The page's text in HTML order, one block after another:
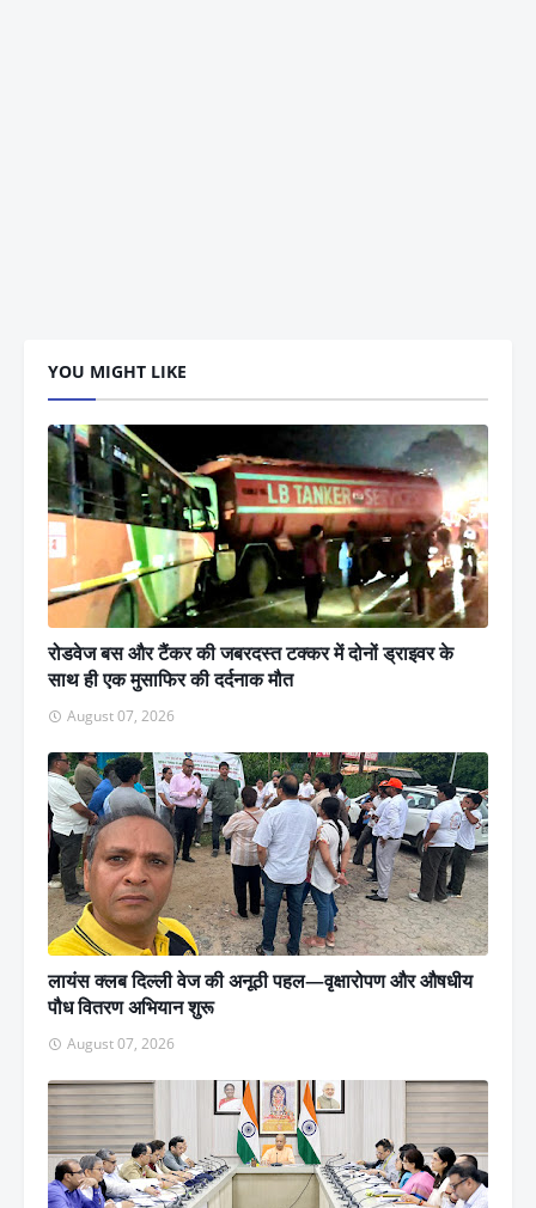
YOU MIGHT LIKE
रोडवेज बस और टैंकर की जबरदस्त टक्कर में दोनों ड्राइवर के
साथ ही एक मुसाफिर की दर्दनाक मौत
August 07, 2026
लायंस क्लब दिल्ली वेज की अनूठी पहल—वृक्षारोपण और औषधीय
पौध वितरण अभियान शुरू
August 07, 2026